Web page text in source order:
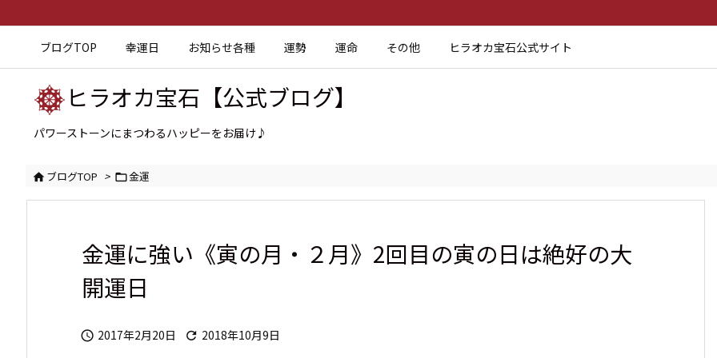
ブログTOP 幸運日 お知らせ各種 運勢 運命 その他 ヒラオカ宝石公式サイト
ヒラオカ宝石【公式ブログ】
パワーストーンにまつわるハッピーをお届け♪
ブログTOP > 金運
金運に強い《寅の月・２月》2回目の寅の日は絶好の大
開運日
 2017年2月20日  2018年10月9日